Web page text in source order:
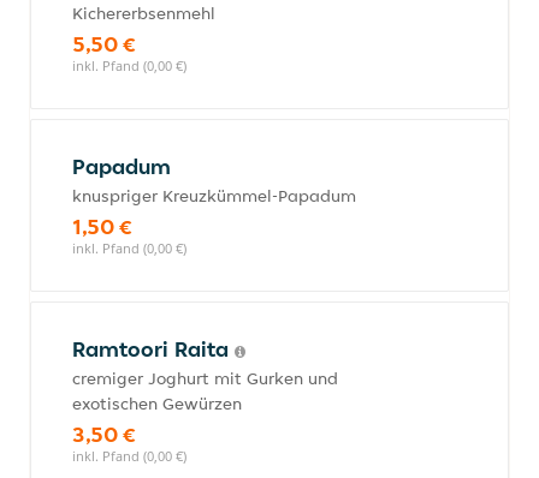
Kichererbsenmehl
5,50 €
inkl. Pfand (0,00 €)
Papadum
knuspriger Kreuzkümmel-Papadum
1,50 €
inkl. Pfand (0,00 €)
Ramtoori Raita
cremiger Joghurt mit Gurken und
exotischen Gewürzen
3,50 €
inkl. Pfand (0,00 €)